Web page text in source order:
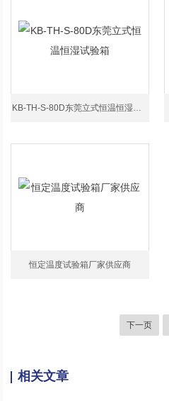
恒定温度试验箱厂家供应商
下一页
相关文章